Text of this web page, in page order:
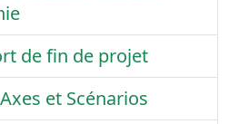
de fin de projet
et Scénarios